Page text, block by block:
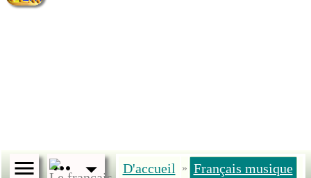
D'accueil » Français musique